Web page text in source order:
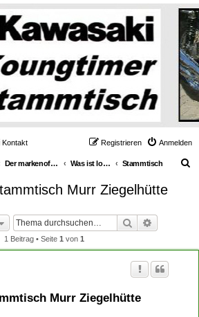
Kontakt Anmelden
Registrieren
Der markenoffene Z-Stammtisch für Youngtimerbiker Was ist los / What's going on Stammtisch
Murr Ziegelhütte
Suche
1 Beitrag • Seite 1 von 1
Murr Ziegelhütte